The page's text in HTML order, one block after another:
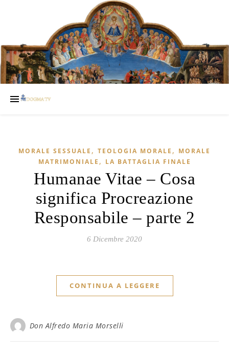
MORALE SESSUALE , TEOLOGIA MORALE , MORALE
MATRIMONIALE , LA BATTAGLIA FINALE
Humanae Vitae – Cosa
significa Procreazione
Responsabile – parte 2
6 Dicembre 2020
CONTINUA A LEGGERE
Don Alfredo Maria Morselli